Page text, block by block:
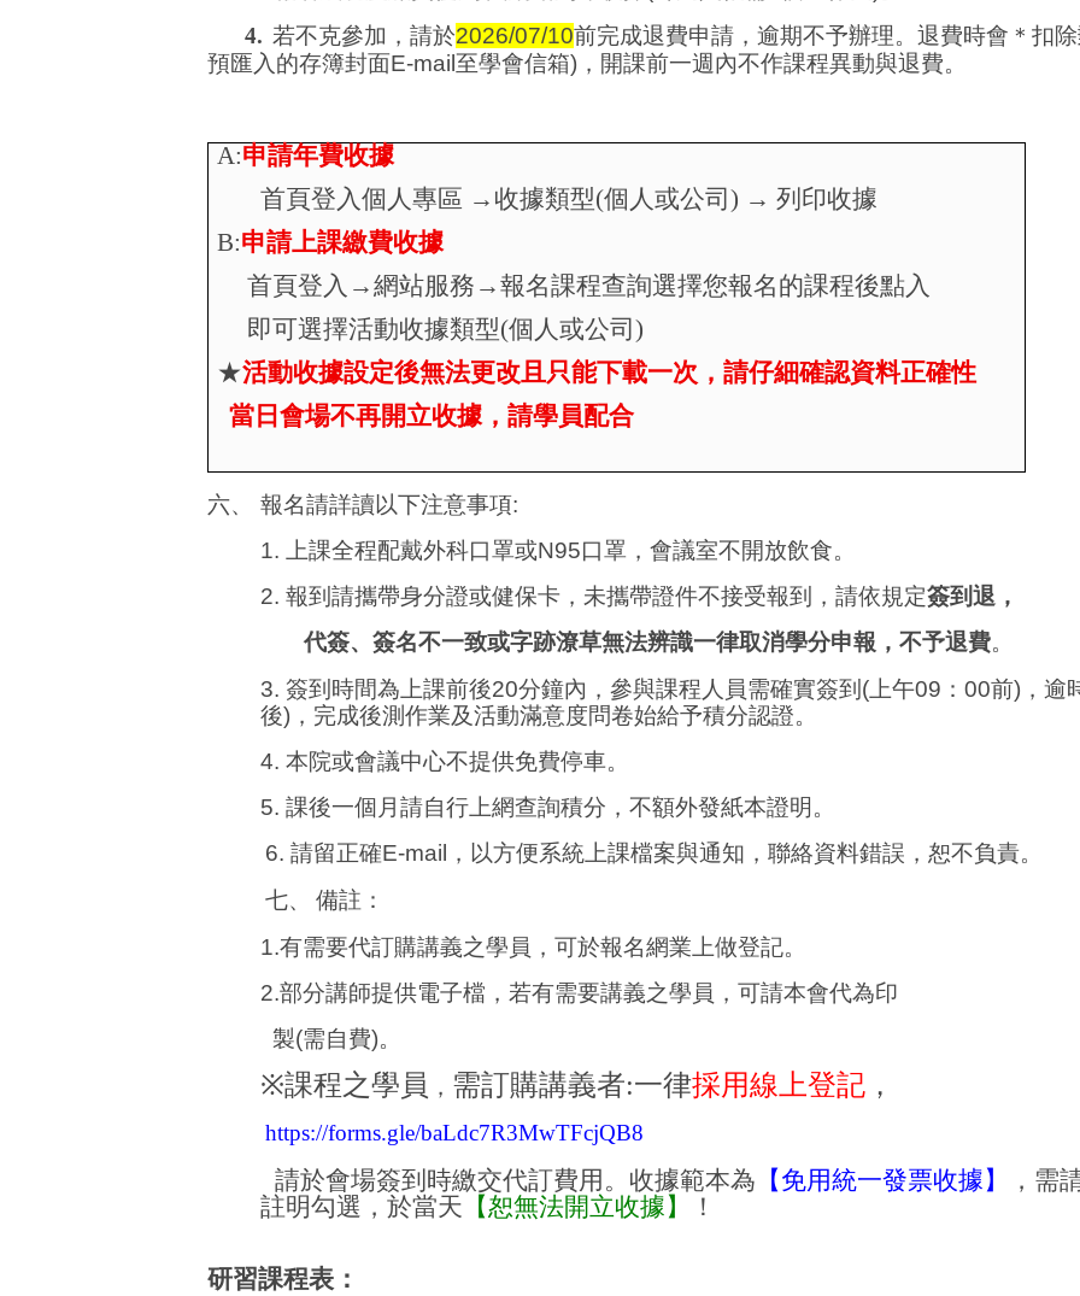
4. 若不克參加，請於2026/07/10前完成退費申請，逾期不予辦理。退費時會＊扣
預匯入的存簿封面E-mail 至學會信箱) ，開課前一週內不作課程異動與退費。
A:申請年費收據
首頁登入個人專區 →收據類型(個人或公司 ) → 列印收據
B:申請上課繳費收據
首頁登入→網站服務→報名課程查詢選擇您報名的課程後點入
即可選擇活動收據類型(個人或公司 )
★活動收據設定後無法更改且只能下載一次，請仔細確認資料正確性
當日會場不再開立收據，請學員配合
六、 報名請詳讀以下注意事項:
1. 上課全程配戴外科口罩或N95口罩 ， 會議室不開放飲食。
2. 報到 請攜帶身分證或健保卡，未攜帶證件不接受報到，請依規定簽到退，
代簽、簽名不一致或字跡潦草無法辨識一律取消學分申報，不予退費。
3. 簽到時間為上課前後20分鐘內 ， 參與課程人員需確實簽到 (上午09 ： 00前) ，逾
後) ，完成後測作業及活動滿意度問卷始給予積分認證。
4. 本院或會議中心不提供免費停車。
5. 課後一個月請自行上網查詢積分，不額外發紙本證明。
6. 請留正確E-mail
，以方便系統上課檔案與通知，聯絡資料錯誤，恕不負責。
七、
備註：
1.有需要代訂購講義之學員，可於報名網業上做登記。
2.部分講師提供電子檔，若有需要講義之學員，可請本會代為印
製(需自費)。
※課程之學員 ， 需訂購講義者:一律採用線上登記 ，
https://forms.gle/baLdc7R3MwTFcjQB8
請於會場簽到時繳交代訂費用。收據範本為 【免用統一發票收據】
，需
註明勾選，於當天 【恕無法開立收據】 ！
研習課程表：